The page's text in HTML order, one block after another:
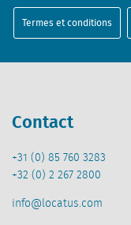
Termes et conditions
Contact
+31 (0) 85 760 3283
+32 (0) 2 267 2800
info@locatus.com